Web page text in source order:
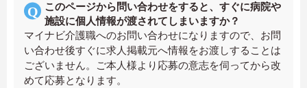
このページから問い合わせをすると、すぐに病院や
施設に個人情報が渡されてしまいますか？
マイナビ介護職へのお問い合わせになりますので、お問
い合わせ後すぐに求人掲載元へ情報をお渡しすることは
ございません。ご本人様より応募の意志を伺ってから改
めて応募となります。